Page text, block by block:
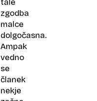
tale
zgodba
malce
dolgočasna.
Ampak
vedno
se
članek
nekje